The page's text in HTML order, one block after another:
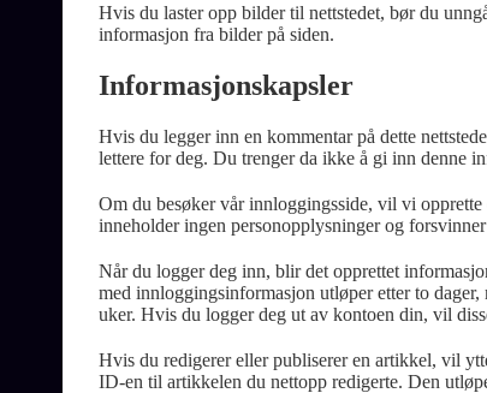
Hvis du laster opp bilder til nettstedet, bør du
informasjon fra bilder på siden.
Informasjonskapsler
Hvis du legger inn en kommentar på dette
lettere for deg. Du trenger da ikke å gi inn denne
Om du besøker vår innloggingsside, vil vi
inneholder ingen personopplysninger og
Når du logger deg inn, blir det opprettet
med innloggingsinformasjon utløper etter to
uker. Hvis du logger deg ut av kontoen din, vil
Hvis du redigerer eller publiserer en artikkel, vil
ID-en til artikkelen du nettopp redigerte. Den